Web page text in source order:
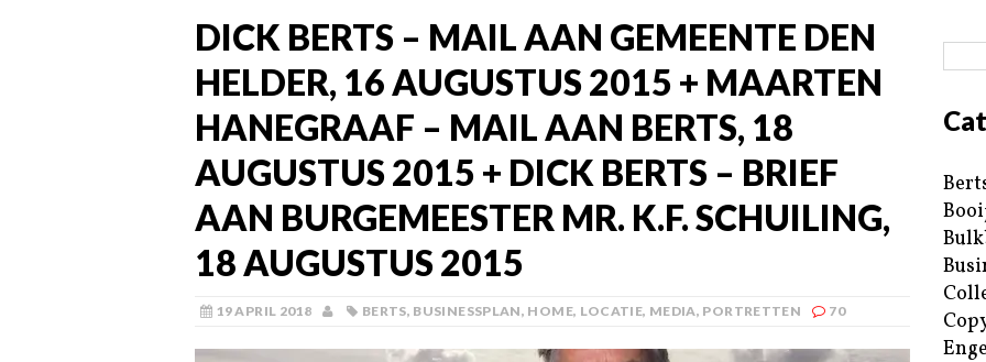
DICK BERTS – MAIL AAN GEMEENTE DEN
HELDER, 16 AUGUSTUS 2015 + MAARTEN
HANEGRAAF – MAIL AAN BERTS, 18
AUGUSTUS 2015 + DICK BERTS – BRIEF
AAN BURGEMEESTER MR. K.F. SCHUILING,
18 AUGUSTUS 2015
19 APRIL 2018 BERTS, BUSINESSPLAN, HOME, LOCATIE, MEDIA, PORTRETTEN 70